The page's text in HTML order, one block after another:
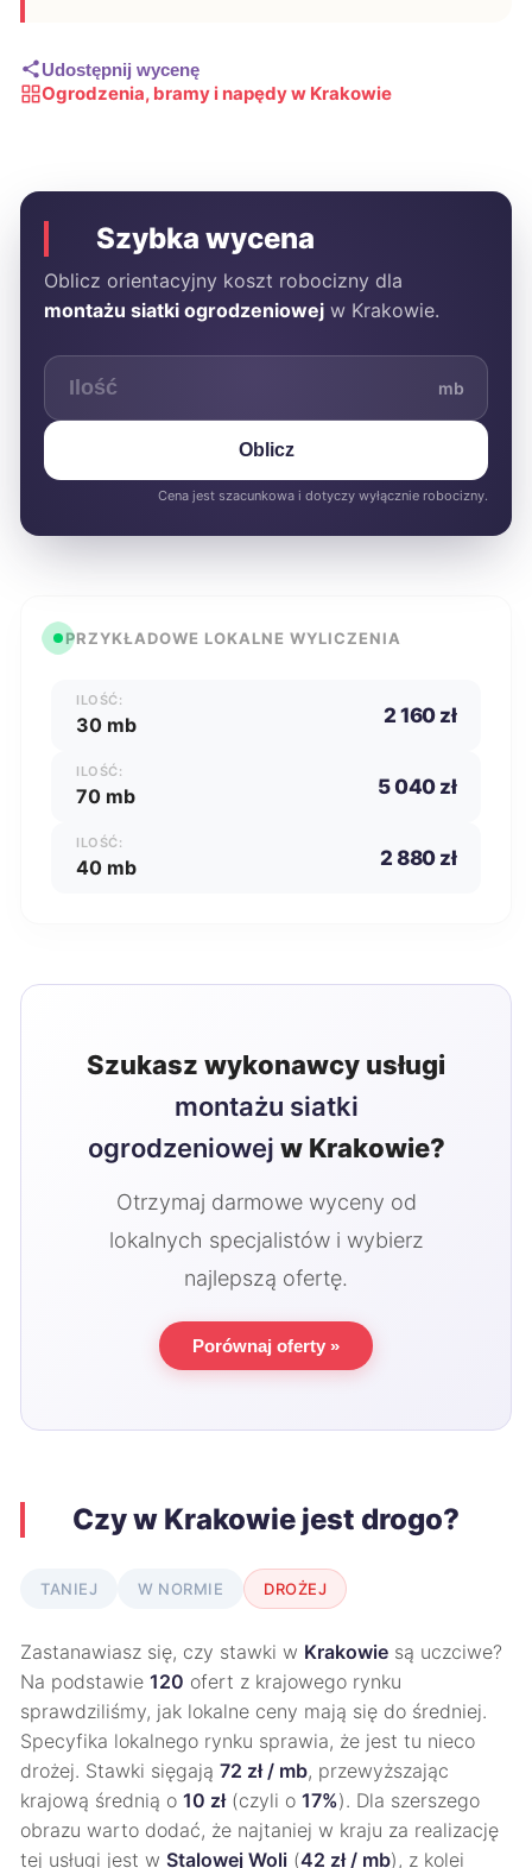
Udostępnij wycenę
Ogrodzenia, bramy i napędy w Krakowie
Szybka wycena
Oblicz orientacyjny koszt robocizny dla
montażu siatki ogrodzeniowej w Krakowie.
mb
Oblicz
Cena jest szacunkowa i dotyczy wyłącznie robocizny.
PRZYKŁADOWE LOKALNE WYLICZENIA
ILOŚĆ:
30 mb 2 160 zł
ILOŚĆ:
70 mb 5 040 zł
ILOŚĆ:
40 mb 2 880 zł
Szukasz wykonawcy usługi
montażu siatki
ogrodzeniowej w Krakowie?
Otrzymaj darmowe wyceny od
lokalnych specjalistów i wybierz
najlepszą ofertę.
Porównaj oferty »
Czy w Krakowie jest drogo?
TANIEJ W NORMIE DROŻEJ
Zastanawiasz się, czy stawki w Krakowie są uczciwe?
Na podstawie 120 ofert z krajowego rynku
sprawdziliśmy, jak lokalne ceny mają się do średniej.
Specyfika lokalnego rynku sprawia, że jest tu nieco
drożej. Stawki sięgają 72 zł / mb, przewyższając
krajową średnią o 10 zł(czyli o 17%). Dla szerszego
obrazu warto dodać, że najtaniej w kraju za realizację
tej usługi jest w Stalowej Woli (42 zł / mb), z kolei